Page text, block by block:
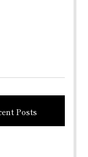
Posts